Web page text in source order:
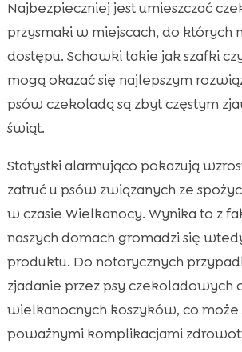
Najbezpieczniej jest umieszczać
przysmaki w miejscach, do których
dostępu. Schowki takie jak szafki
mogą okazać się najlepszym
psów czekoladą są zbyt częstym
świąt.
Statystki alarmująco pokazują
zatruć u psów związanych ze
w czasie Wielkanocy. Wynika to z
naszych domach gromadzi się
produktu. Do notorycznych
zjadanie przez psy czekoladowych
wielkanocnych koszyków, co
poważnymi komplikacjami